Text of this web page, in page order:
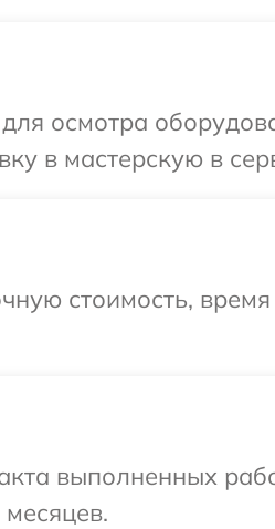
осмотра
в мастерскую в
стоимость,
выполненных